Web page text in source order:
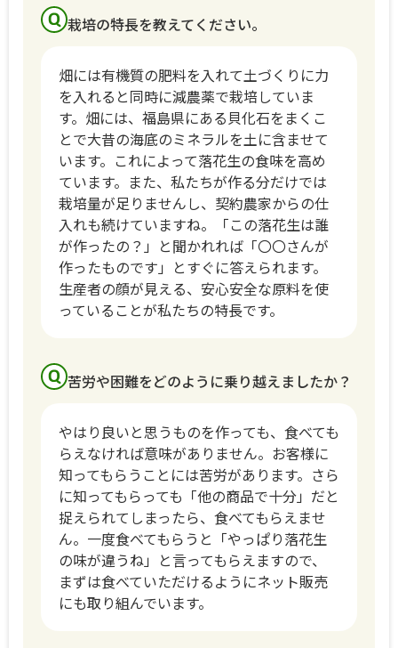
栽培の特長を教えてください。
畑には有機質の肥料を入れて土づくりに力
を入れると同時に減農薬で栽培していま
す。畑には、福島県にある貝化石をまくこ
とで大昔の海底のミネラルを土に含ませて
います。これによって落花生の食味を高め
ています。また、私たちが作る分だけでは
栽培量が足りませんし、契約農家からの仕
入れも続けていますね。「この落花生は誰
が作ったの？」と聞かれれば「〇〇さんが
作ったものです」とすぐに答えられます。
生産者の顔が見える、安心安全な原料を使
っていることが私たちの特長です。
苦労や困難をどのように乗り越えましたか？
やはり良いと思うものを作っても、食べても
らえなければ意味がありません。お客様に
知ってもらうことには苦労があります。さら
に知ってもらっても「他の商品で十分」だと
捉えられてしまったら、食べてもらえませ
ん。一度食べてもらうと「やっぱり落花生
の味が違うね」と言ってもらえますので、
まずは食べていただけるようにネット販売
にも取り組んでいます。